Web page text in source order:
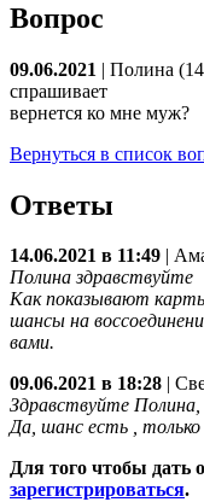
Вопрос
09.06.2021 | Полина
спрашивает
вернется ко мне муж?
Вернуться в список
Ответы
14.06.2021 в 11:49
Полина здравствуйте
Как показывают
шансы на
вами.
09.06.2021 в 18:28
Здравствуйте Полина,
Да, шанс есть ,
Для того чтобы дать
зарегистрироваться.